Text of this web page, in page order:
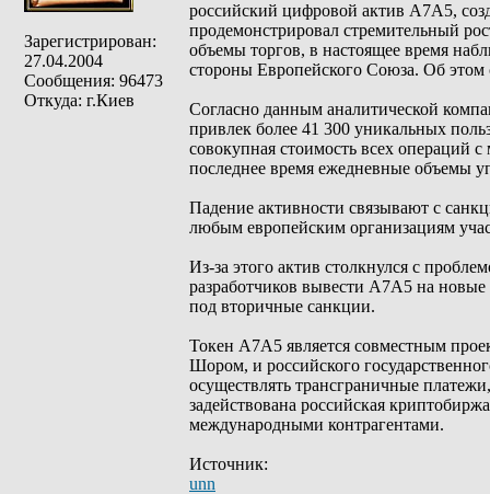
Зарегистрирован:
27.04.2004
Сообщения: 96473
Откуда: г.Киев
российский цифровой актив A7A5,
продемонстрировал стремительный
объемы торгов, в настоящее время
стороны Европейского Союза. Об этом
Согласно данным аналитической
привлек более 41 300 уникальных
совокупная стоимость всех операций
последнее время ежедневные объемы
Падение активности связывают с
любым европейским организациям
Из-за этого актив столкнулся с
разработчиков вывести A7A5 на
под вторичные санкции.
Токен A7A5 является совместным
Шором, и российского
осуществлять трансграничные
задействована российская
международными контрагентами.
Источник:
unn